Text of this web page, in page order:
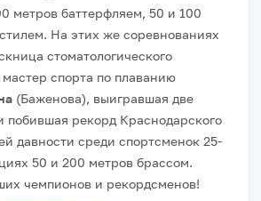
метров баттерфляем, 50 и 100
На этих же соревнованиях
стоматологического
мастер спорта по плаванию
(Баженова), выигравшая две
побившая рекорд Краснодарского
давности среди спортсменок 25-
50 и 200 метров брассом.
чемпионов и рекордсменов!